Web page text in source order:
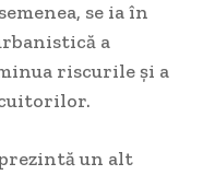
se ia în
a
riscurile și a
un alt